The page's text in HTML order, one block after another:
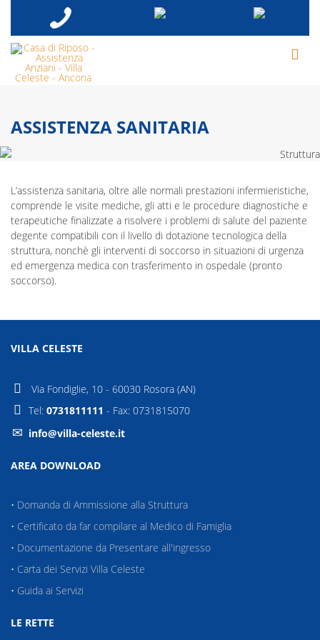
ASSISTENZA SANITARIA
L’assistenza sanitaria, oltre alle normali prestazioni infermieristiche,
comprende le visite mediche, gli atti e le procedure diagnostiche e
terapeutiche finalizzate a risolvere i problemi di salute del paziente
degente compatibili con il livello di dotazione tecnologica della
struttura, nonchè gli interventi di soccorso in situazioni di urgenza
ed emergenza medica con trasferimento in ospedale (pronto
soccorso).
VILLA CELESTE
Via Fondiglie, 10 - 60030 Rosora (AN)
Tel: 0731811111 - Fax: 0731815070
info@villa-celeste.it
AREA DOWNLOAD
• Domanda di Ammissione alla Struttura
• Certificato da far compilare al Medico di Famiglia
• Documentazione da Presentare all'ingresso
• Carta dei Servizi Villa Celeste
• Guida ai Servizi
LE RETTE